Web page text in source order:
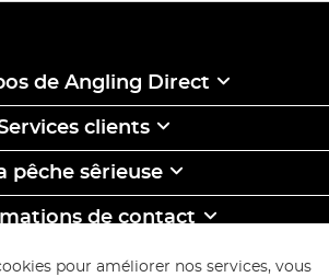
de Angling Direct
clients
pêche sêrieuse
de contact
VOUS & ECONOMISEZ
pour améliorer nos services, vous